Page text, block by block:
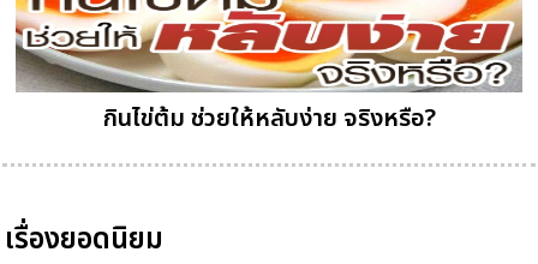
กินไข่ต้ม ช่วยให้หลับง่าย จริงหรือ?
เรื่องยอดนิยม